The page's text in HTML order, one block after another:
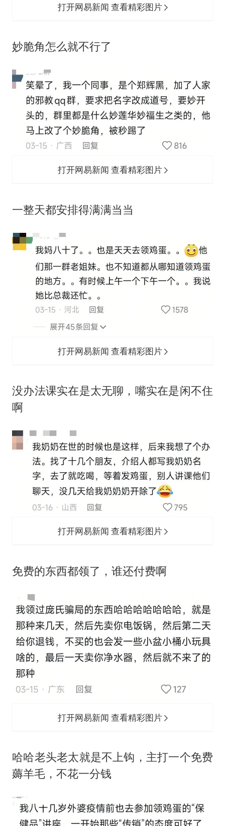
打开网易新闻 查看精彩图片
妙脆角怎么就不行了‬
打开网易新闻 查看精彩图片
‬一整天都安排得满满当当
打开网易新闻 查看精彩图片
‬没办法课实在是太无聊，嘴实在是闲不住
啊
打开网易新闻 查看精彩图片
‬免费的东西都领了，谁还付费啊
打开网易新闻 查看精彩图片
‬哈哈老头老太就是不上钩，主打一个免费
薅羊毛，不花一分钱